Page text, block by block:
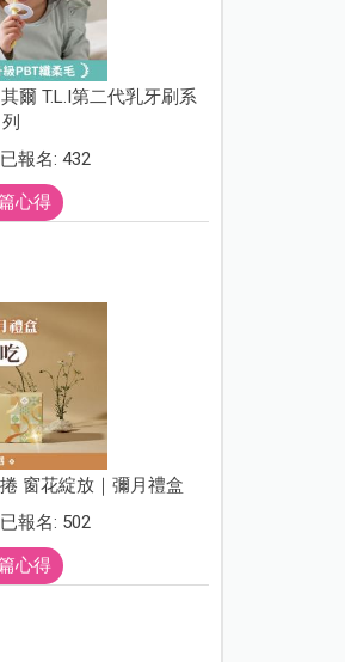
爾 T.L.I第二代乳牙刷系
列
報名: 432
心得
窗花綻放｜彌月禮盒
報名: 502
心得